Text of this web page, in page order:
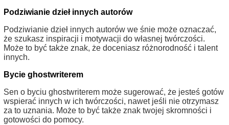
Podziwianie dzieł innych autorów
Podziwianie dzieł innych autorów we śnie może oznaczać,
że szukasz inspiracji i motywacji do własnej twórczości.
Może to być także znak, że doceniasz różnorodność i talent
innych.
Bycie ghostwriterem
Sen o byciu ghostwriterem może sugerować, że jesteś gotów
wspierać innych w ich twórczości, nawet jeśli nie otrzymasz
za to uznania. Może to być także znak twojej skromności i
gotowości do pomocy.